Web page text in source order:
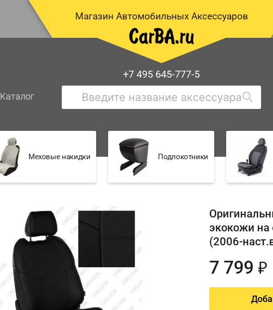
Магазин Автомобильных Аксессуаров
Каталог
+7 495 645-777-5
Меховые накидки Подлокотники
экокожи на
(2006-
7 799₽